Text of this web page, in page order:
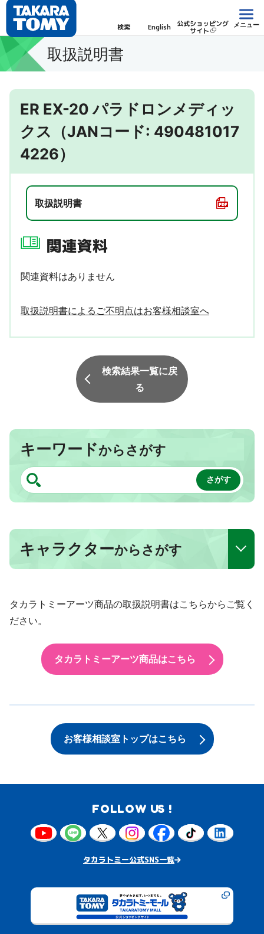
検索 English 公式ショッピング
サイト
メニュー
取扱説明書
ER EX-20 パラドロンメディッ
クス（JANコード: 490481017
4226）
取扱説明書
関連資料
関連資料はありません
取扱説明書によるご不明点はお客様相談室へ
検索結果一覧に戻
る
キーワードからさがす
キャラクターからさがす
タカラトミーアーツ商品の取扱説明書はこちらからご覧く
ださい。
タカラトミーアーツ商品はこちら
お客様相談室トップはこちら
FOLLOW US !
タカラトミー公式SNS一覧